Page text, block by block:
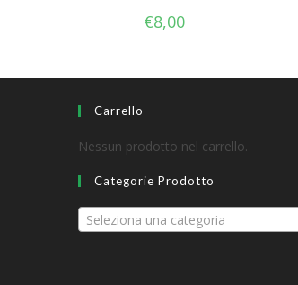
€8,00
Carrello
Nessun prodotto nel carrello.
Categorie Prodotto
Seleziona una categoria